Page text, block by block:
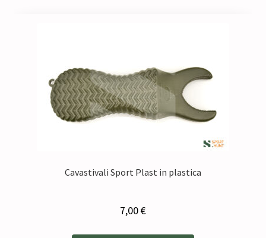
Cavastivali Sport Plast in plastica
7,00€